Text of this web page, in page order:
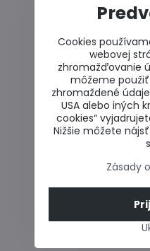
Cookies
webovej
zhromažďovanie
môžeme
zhromaždené
USA alebo iných
cookies“
Nižšie môžete
Zásady